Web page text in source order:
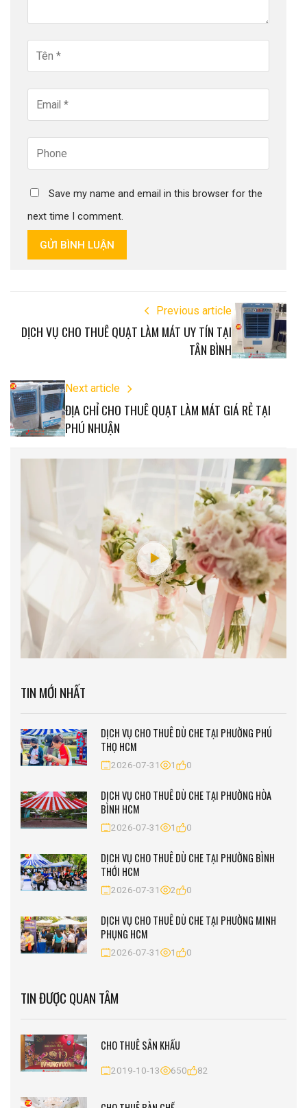
Save my name and email in this browser for the
next time I comment.
GỬI BÌNH LUẬN
Previous article
DỊCH VỤ CHO THUÊ QUẠT LÀM MÁT UY TÍN TẠI
TÂN BÌNH
Next article
ĐỊA CHỈ CHO THUÊ QUẠT LÀM MÁT GIÁ RẺ TẠI
PHÚ NHUẬN
TIN MỚI NHẤT
DỊCH VỤ CHO THUÊ DÙ CHE TẠI PHƯỜNG PHÚ
THỌ HCM
2026-07-31 1 0
DỊCH VỤ CHO THUÊ DÙ CHE TẠI PHƯỜNG HÒA
BÌNH HCM
2026-07-31 1 0
DỊCH VỤ CHO THUÊ DÙ CHE TẠI PHƯỜNG BÌNH
THỚI HCM
2026-07-31 2 0
DỊCH VỤ CHO THUÊ DÙ CHE TẠI PHƯỜNG MINH
PHỤNG HCM
2026-07-31 1 0
TIN ĐƯỢC QUAN TÂM
CHO THUÊ SÂN KHẤU
2019-10-13 650 82